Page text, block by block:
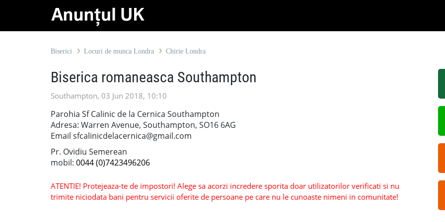
Biserici Locuri de munca Londra Chirie Londra
Biserica romaneasca Southampton
Southampton, 03 Jun 2018, 10:10
Parohia Sf Calinic de la Cernica Southampton
Adresa: Warren Avenue, Southampton, SO16 6AG
Email sfcalinicdelacernica@gmail.com
Pr. Ovidiu Semerean
mobil: 0044 (0)7423496206
ATENTIE! Protejeaza-te de impostori! Alege sa acorzi incredere sporita doar utilizatorilor verificati si nu
trimite niciodata bani pentru servicii oferite de persoane pe care nu le cunoaste nimeni in comunitate!